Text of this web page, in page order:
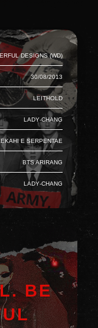
Designs (WD)
30/08/2013
Leithold
Lady-Chang
e Serpentae
BTS Arirang
Lady-Chang
BE